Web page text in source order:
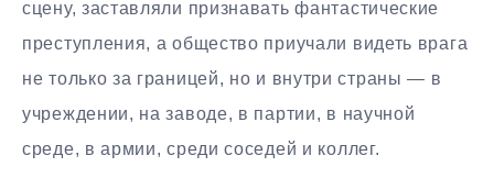
сцену, заставляли признавать фантастические
преступления, а общество приучали видеть врага
не только за границей, но и внутри страны — в
учреждении, на заводе, в партии, в научной
среде, в армии, среди соседей и коллег.